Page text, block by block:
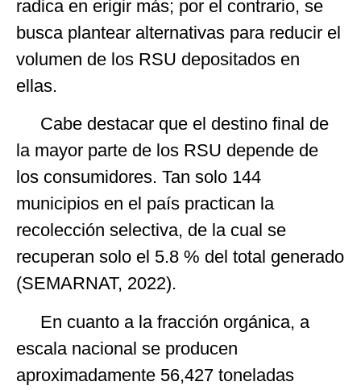
radica en erigir más; por el contrario, se
busca plantear alternativas para reducir el
volumen de los RSU depositados en
ellas.
Cabe destacar que el destino final de
la mayor parte de los RSU depende de
los consumidores. Tan solo 144
municipios en el país practican la
recolección selectiva, de la cual se
recuperan solo el 5.8 % del total generado
(SEMARNAT, 2022).
En cuanto a la fracción orgánica, a
escala nacional se producen
aproximadamente 56,427 toneladas